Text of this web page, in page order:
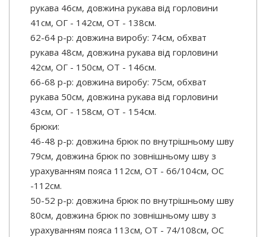
рукава 46см, довжина рукава від горловини
41см, ОГ - 142см, ОТ - 138см.
62-64 р-р: довжина виробу: 74см, обхват
рукава 48см, довжина рукава від горловини
42см, ОГ - 150см, ОТ - 146см.
66-68 р-р: довжина виробу: 75см, обхват
рукава 50см, довжина рукава від горловини
43см, ОГ - 158см, ОТ - 154см.
брюки:
46-48 р-р: довжина брюк по внутрішньому шву
79см, довжина брюк по зовнішньому шву з
урахуванням пояса 112см, ОТ - 66/104см, OC
-112см.
50-52 р-р: довжина брюк по внутрішньому шву
80см, довжина брюк по зовнішньому шву з
урахуванням пояса 113см, ОТ - 74/108см, OC